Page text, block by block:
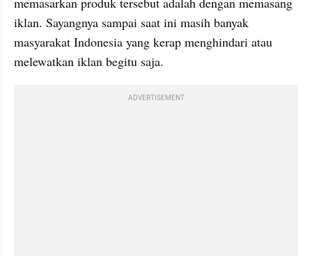
iklan. Sayangnya sampai saat ini masih banyak
masyarakat Indonesia yang kerap menghindari atau
melewatkan iklan begitu saja.
ADVERTISEMENT